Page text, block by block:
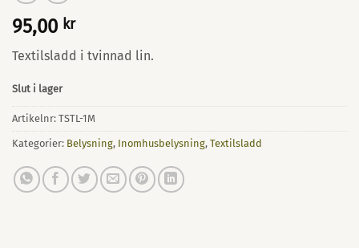
95,00 kr
Textilsladd i tvinnad lin.
Slut i lager
Artikelnr: TSTL-1M
Kategorier: Belysning, Inomhusbelysning, Textilsladd